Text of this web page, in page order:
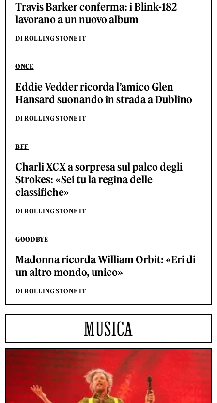
Travis Barker conferma: i Blink-182
lavorano a un nuovo album
DI ROLLING STONE IT
ONCE
Eddie Vedder ricorda l’amico Glen
Hansard suonando in strada a Dublino
DI ROLLING STONE IT
BFF
Charli XCX a sorpresa sul palco degli
Strokes: «Sei tu la regina delle
classifiche»
DI ROLLING STONE IT
GOODBYE
Madonna ricorda William Orbit: «Eri di
un altro mondo, unico»
DI ROLLING STONE IT
MUSICA